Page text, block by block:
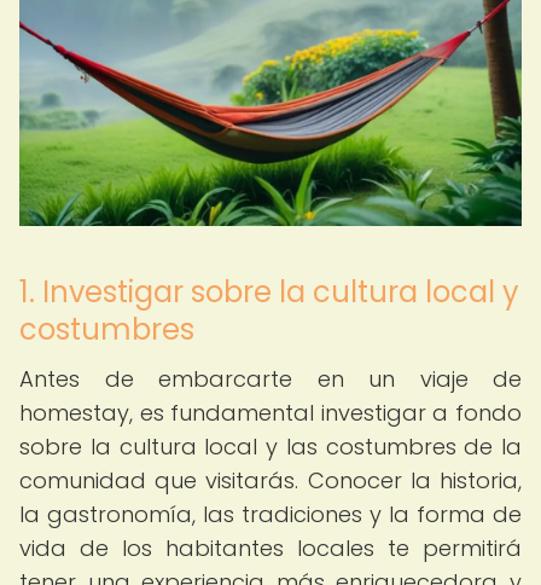
1. Investigar sobre la cultura local y
costumbres
Antes de embarcarte en un viaje de
homestay, es fundamental investigar a fondo
sobre la cultura local y las costumbres de la
comunidad que visitarás. Conocer la historia,
la gastronomía, las tradiciones y la forma de
vida de los habitantes locales te permitirá